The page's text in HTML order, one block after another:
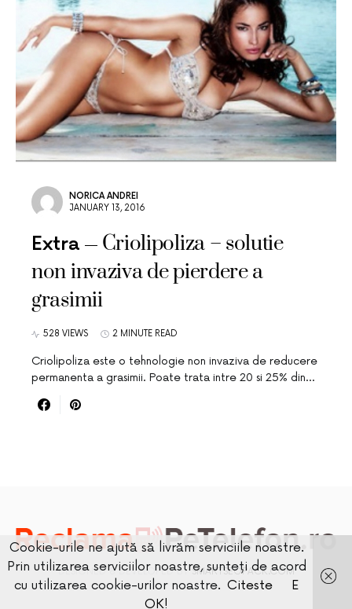
NORICA ANDREI
JANUARY 13, 2016
Extra
Criolipoliza – solutie
non invaziva de pierdere a
grasimii
528 VIEWS 2 MINUTE READ
Criolipoliza este o tehnologie non invaziva de reducere
permanenta a grasimii. Poate trata intre 20 si 25% din…
DESIGNED & DEVELOPED BY SMARTSEOPACK.COM
Cookie-urile ne ajută să livrăm serviciile noastre.
Prin utilizarea serviciilor noastre, sunteți de acord
cu utilizarea cookie-urilor noastre. Citeste
E
OK!